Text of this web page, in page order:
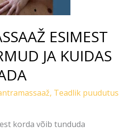
ESIMEST
JA KUIDAS
, Teadlik puudutus
korda võib tunduda